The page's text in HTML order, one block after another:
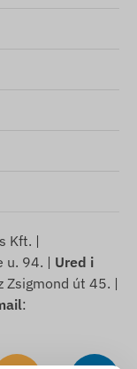
Kft. |
u. 94. | Ured i
Zsigmond út 45. |
: